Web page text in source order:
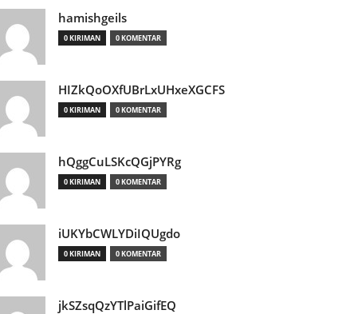
hamishgeils
0 KIRIMAN 0 KOMENTAR
HIZkQoOXfUBrLxUHxeXGCFS
0 KIRIMAN 0 KOMENTAR
hQggCuLSKcQGjPYRg
0 KIRIMAN 0 KOMENTAR
iUKYbCWLYDiIQUgdo
0 KIRIMAN 0 KOMENTAR
jkSZsqQzYTlPaiGifEQ